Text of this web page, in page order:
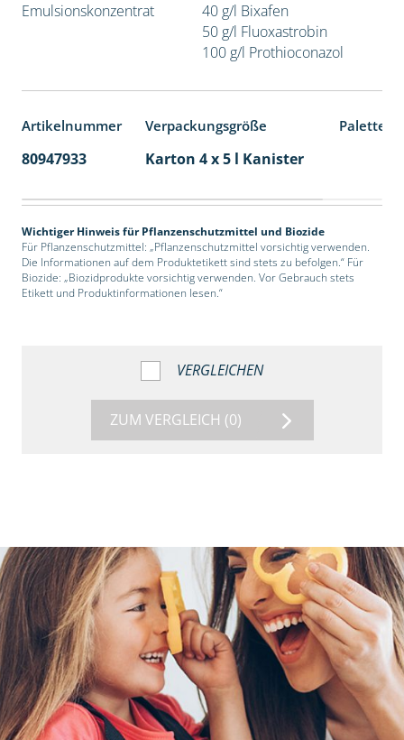
Emulsionskonzentrat
40 g/l Bixafen
50 g/l Fluoxastrobin
100 g/l Prothioconazol
Artikelnummer Verpackungsgröße
80947933 Karton 4 x 5 l Kanister
Wichtiger Hinweis für Pflanzenschutzmittel und Biozide
Für Pflanzenschutzmittel: „Pflanzenschutzmittel vorsichtig verwenden.
Die Informationen auf dem Produktetikett sind stets zu befolgen.“ Für
Biozide: „Biozidprodukte vorsichtig verwenden. Vor Gebrauch stets
Etikett und Produktinformationen lesen.“
VERGLEICHEN
ZUM VERGLEICH (0)